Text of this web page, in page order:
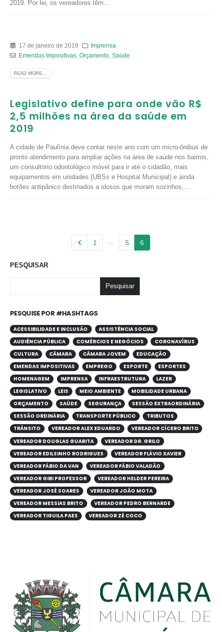
2019. Por lei, os vereadores têm...
17 de janeiro de 2019
Imprensa
Emendas Impositivas, Orçamento, Saúde
READ MORE...
Legislativo define para onde vão R$
2,5 milhões na área da saúde em
2019
A cidade de Paulínia deve contar neste ano com um micro-ônibus de
pronto atendimento para ampliar ações na área de saúde nos bairros,
um consultório odontológico móvel para ir até o cidadão, mais
equipamentos em unidades (UBSs e Hospital Municipal) e ainda
botões antipânico destinados a idosos que moram sozinhos,...
1 5 6
PESQUISAR
Pesquisar
PESQUISE POR #HASHTAGS
ACESSIBILIDADE E INCLUSÃO
ASSISTÊNCIA SOCIAL
AUDIÊNCIA PÚBLICA
COMÉRCIOS E NEGÓCIOS
CORONAVÍRUS
CULTURA
CÂMARA CÂMARA JOVEM
EDUCAÇÃO
EMENDAS IMPOSITIVAS
EMPREGO ESPORTE
ESPORTES
HOMENAGEM
IMPRENSA INFRAESTRUTURA
LAZER
LEGISLATIVO
LEIS MEIO AMBIENTE
MOBILIDADE URBANA
ORÇAMENTO
SAÚDE SEGURANÇA
SESSÃO EXTRAORDINÁRIA
SESSÃO ORDINÁRIA
TRANSPORTE PÚBLICO
TRIBUTOS
TRÂNSITO
VEREADOR ALEX EDUARDO
VEREADOR CÍCERO BRITO
VEREADOR DOUGLAS GUARITA
VEREADOR DR. GRILO
VEREADOR EDILSINHO RODRIGUES
VEREADOR FLÁVIO XAVIER
VEREADOR FÁBIO DA VAN
VEREADOR FÁBIO VALADÃO
VEREADOR GIBI PROFESSOR
VEREADOR HELDER PEREIRA
VEREADOR JOSÉ SOARES
VEREADOR JOÃO MOTA
VEREADOR MESSIAS BRITO
VEREADOR PEDRO BERNARDE
VEREADOR TIGUILA PAES
VEREADOR ZÉ COCO